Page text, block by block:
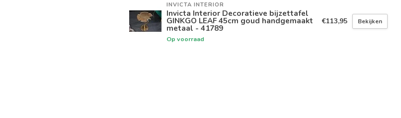
INVICTA INTERIOR
Invicta Interior Decoratieve bijzettafel
GINKGO LEAF 45cm goud handgemaakt
metaal - 41789
Op voorraad
€113,95 Bekijken